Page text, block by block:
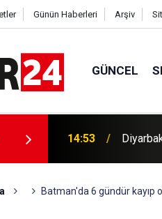
Günün Haberleri Arşiv
GÜNCEL
14:50
Batman'da 6 gündür kayıp